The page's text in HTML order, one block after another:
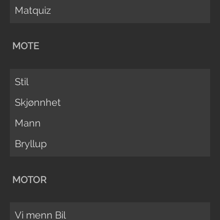
Matquiz
MOTE
Stil
Skjønnhet
Mann
Bryllup
MOTOR
Vi menn Bil